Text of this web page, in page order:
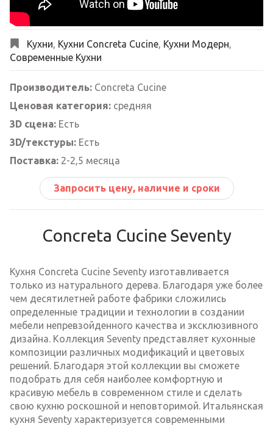
Кухни, Кухни Concreta Cucine, Кухни Модерн,
Современные Кухни
Производитель: Concreta Cucine
Ценовая категория: средняя
3D сцена: Есть
3D/текстуры: Есть
Поставка: 2-2,5 месяца
Запросить цену, наличие и сроки
Concreta Cucine Seventy
Кухня Concreta Cucine Seventy изготавливается
только из натурального дерева. Благодаря уже более
чем десятилетней работе фабрики сложились
определенные традиции и технологии в создании
мебели непревзойденного качества и эксклюзивного
дизайна. Коллекция Seventy представляет кухонные
композиции различных модификаций и цветовых
решений. Благодаря этой коллекции вы сможете
подобрать для себя наиболее комфортную и
красивую мебель в современном стиле и сделать
свою кухню роскошной и неповторимой. Итальянская
кухня Seventy характеризуется современными